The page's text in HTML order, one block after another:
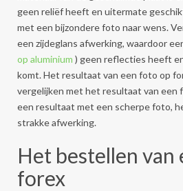
geen reliëf heeft en uitermate
met een bijzondere foto naar wens.
een zijdeglans afwerking, waardoor
op aluminium ) geen reflecties heeft
komt. Het resultaat van een foto op
vergelijken met het resultaat van
een resultaat met een scherpe foto,
strakke afwerking.
Het bestellen van
forex